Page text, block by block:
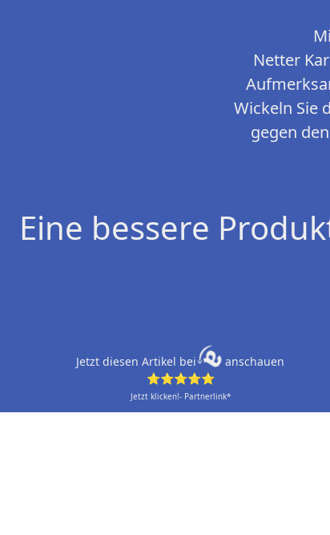
Netter
Wickeln Sie
gegen
Eine bessere
Jetzt diesen Artikel bei
anschauen
⭐⭐⭐⭐⭐
Jetzt klicken!- Partnerlink*